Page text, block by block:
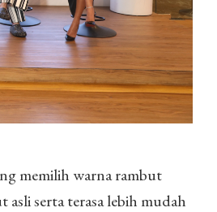
memilih warna rambut
serta terasa lebih mudah